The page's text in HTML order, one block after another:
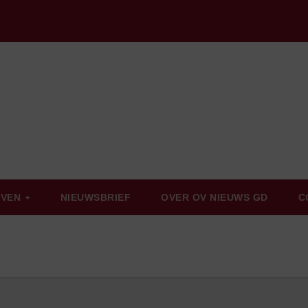
NIEUWSBRIEF OVER OV NIEUWS GD